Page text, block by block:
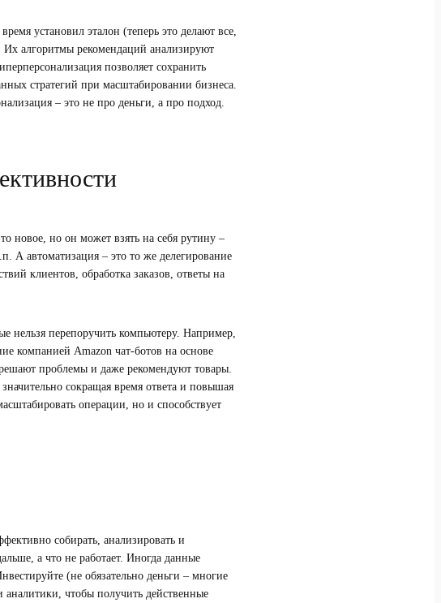
установил эталон (теперь это делают все,
Их алгоритмы рекомендаций анализируют
позволяет сохранить
стратегий при масштабировании бизнеса.
– это не про деньги, а про подход.
новое, но он может взять на себя рутину –
А автоматизация – это то же делегирование
клиентов, обработка заказов, ответы на
нельзя перепоручить компьютеру. Например,
компанией Amazon чат-ботов на основе
проблемы и даже рекомендуют товары.
сокращая время ответа и повышая
операции, но и способствует
собирать, анализировать и
а что не работает. Иногда данные
(не обязательно деньги – многие
чтобы получить действенные